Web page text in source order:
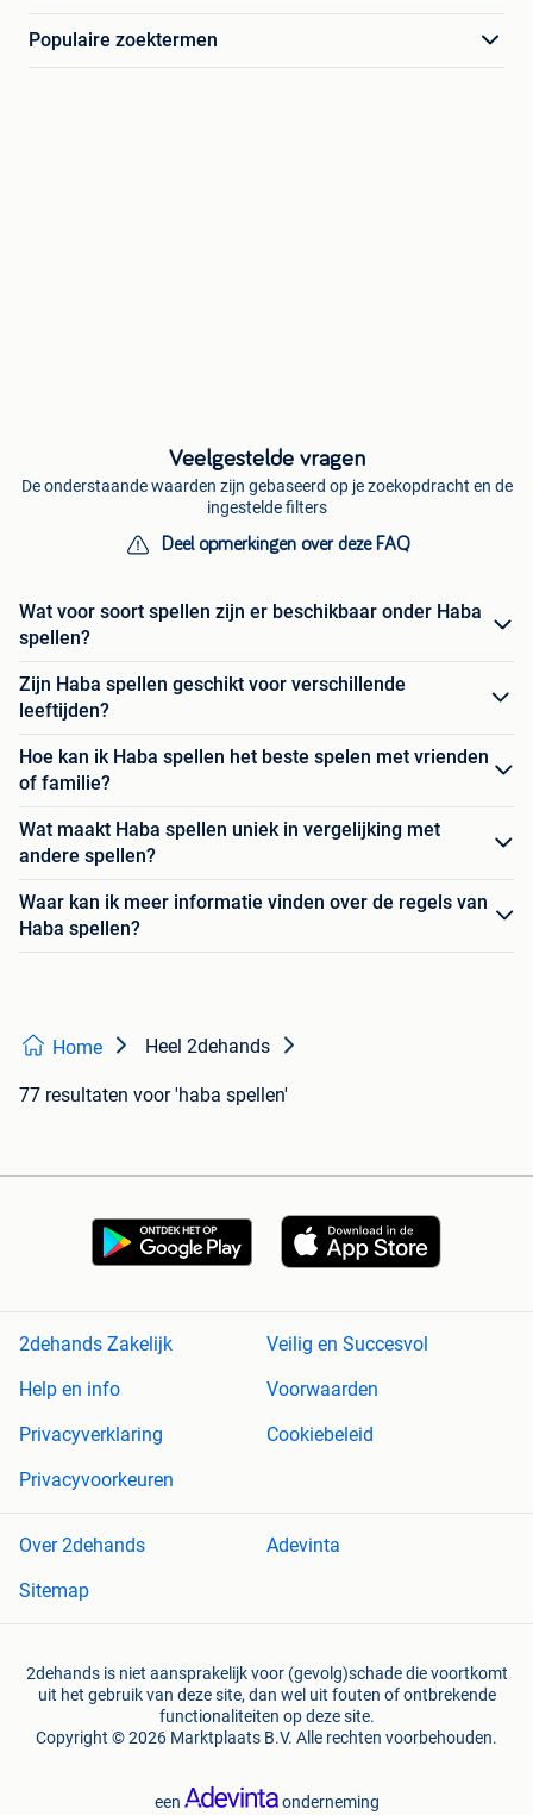
Populaire zoektermen
Veelgestelde vragen
De onderstaande waarden zijn gebaseerd op je zoekopdracht en de
ingestelde filters
Deel opmerkingen over deze FAQ
Wat voor soort spellen zijn er beschikbaar onder Haba
spellen?
Zijn Haba spellen geschikt voor verschillende
leeftijden?
Hoe kan ik Haba spellen het beste spelen met vrienden
of familie?
Wat maakt Haba spellen uniek in vergelijking met
andere spellen?
Waar kan ik meer informatie vinden over de regels van
Haba spellen?
Home Heel 2dehands
77 resultaten voor 'haba spellen'
2dehands Zakelijk
Veilig en Succesvol
Help en info
Voorwaarden
Privacyverklaring
Cookiebeleid
Privacyvoorkeuren
Over 2dehands
Adevinta
Sitemap
2dehands is niet aansprakelijk voor (gevolg)schade die voortkomt
uit het gebruik van deze site, dan wel uit fouten of ontbrekende
functionaliteiten op deze site.
Copyright © 2026 Marktplaats B.V. Alle rechten voorbehouden.
een onderneming